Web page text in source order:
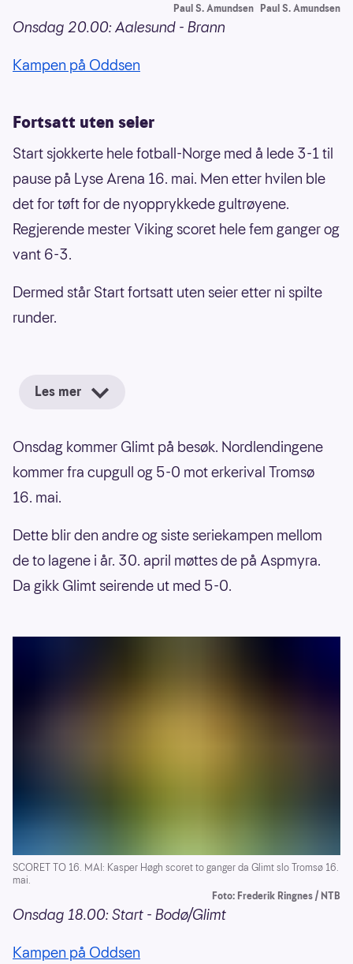
Paul S. Amundsen Paul S. Amundsen
Onsdag 20.00: Aalesund - Brann
Kampen på Oddsen
Fortsatt uten seier
Start sjokkerte hele fotball-Norge med å lede 3-1 til
pause på Lyse Arena 16. mai. Men etter hvilen ble
det for tøft for de nyopprykkede gultrøyene.
Regjerende mester Viking scoret hele fem ganger og
vant 6-3.
Dermed står Start fortsatt uten seier etter ni spilte
runder.
Les mer
Onsdag kommer Glimt på besøk. Nordlendingene
kommer fra cupgull og 5-0 mot erkerival Tromsø
16. mai.
Dette blir den andre og siste seriekampen mellom
de to lagene i år. 30. april møttes de på Aspmyra.
Da gikk Glimt seirende ut med 5-0.
SCORET TO 16. MAI: Kasper Høgh scoret to ganger da Glimt slo Tromsø 16.
mai.
Foto: Frederik Ringnes / NTB
Onsdag 18.00: Start - Bodø/Glimt
Kampen på Oddsen